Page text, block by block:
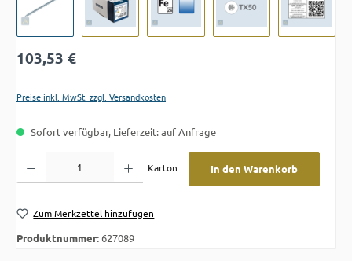
Regulärer Preis:
103,53 €
Preise inkl. MwSt. zzgl. Versandkosten
Sofort verfügbar, Lieferzeit: auf Anfrage
Karton
In den Warenkorb
Zum Merkzettel hinzufügen
Produktnummer:627089